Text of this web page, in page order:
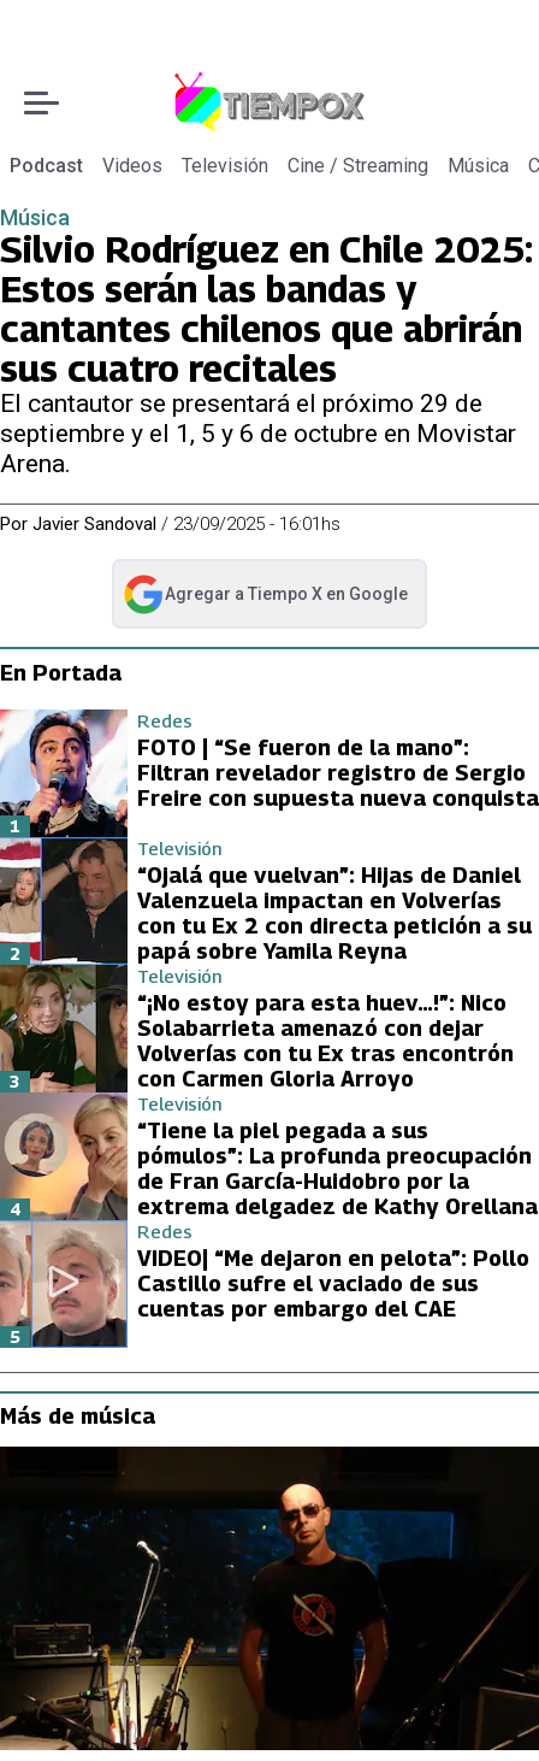
Podcast Videos Televisión Cine / Streaming Música
Música
Silvio Rodríguez en Chile 2025:
Estos serán las bandas y
cantantes chilenos que abrirán
sus cuatro recitales
El cantautor se presentará el próximo 29 de
septiembre y el 1, 5 y 6 de octubre en Movistar
Arena.
Por Javier Sandoval / 23/09/2025 - 16:01hs
Agregar a Tiempo Xen Google
abre en nueva pestaña
En Portada
Redes
FOTO | “Se fueron de la mano”:
Filtran revelador registro de Sergio
Freire con supuesta nueva conquista
1
Televisión
“Ojalá que vuelvan”: Hijas de Daniel
Valenzuela impactan en Volverías
con tu Ex 2 con directa petición a su
papá sobre Yamila Reyna
2
Televisión
“¡No estoy para esta huev…!”: Nico
Solabarrieta amenazó con dejar
Volverías con tu Ex tras encontrón
con Carmen Gloria Arroyo
3
Televisión
“Tiene la piel pegada a sus
pómulos”: La profunda preocupación
de Fran García-Huidobro por la
extrema delgadez de Kathy Orellana
4
Redes
VIDEO| “Me dejaron en pelota”: Pollo
Castillo sufre el vaciado de sus
cuentas por embargo del CAE
5
Más de música